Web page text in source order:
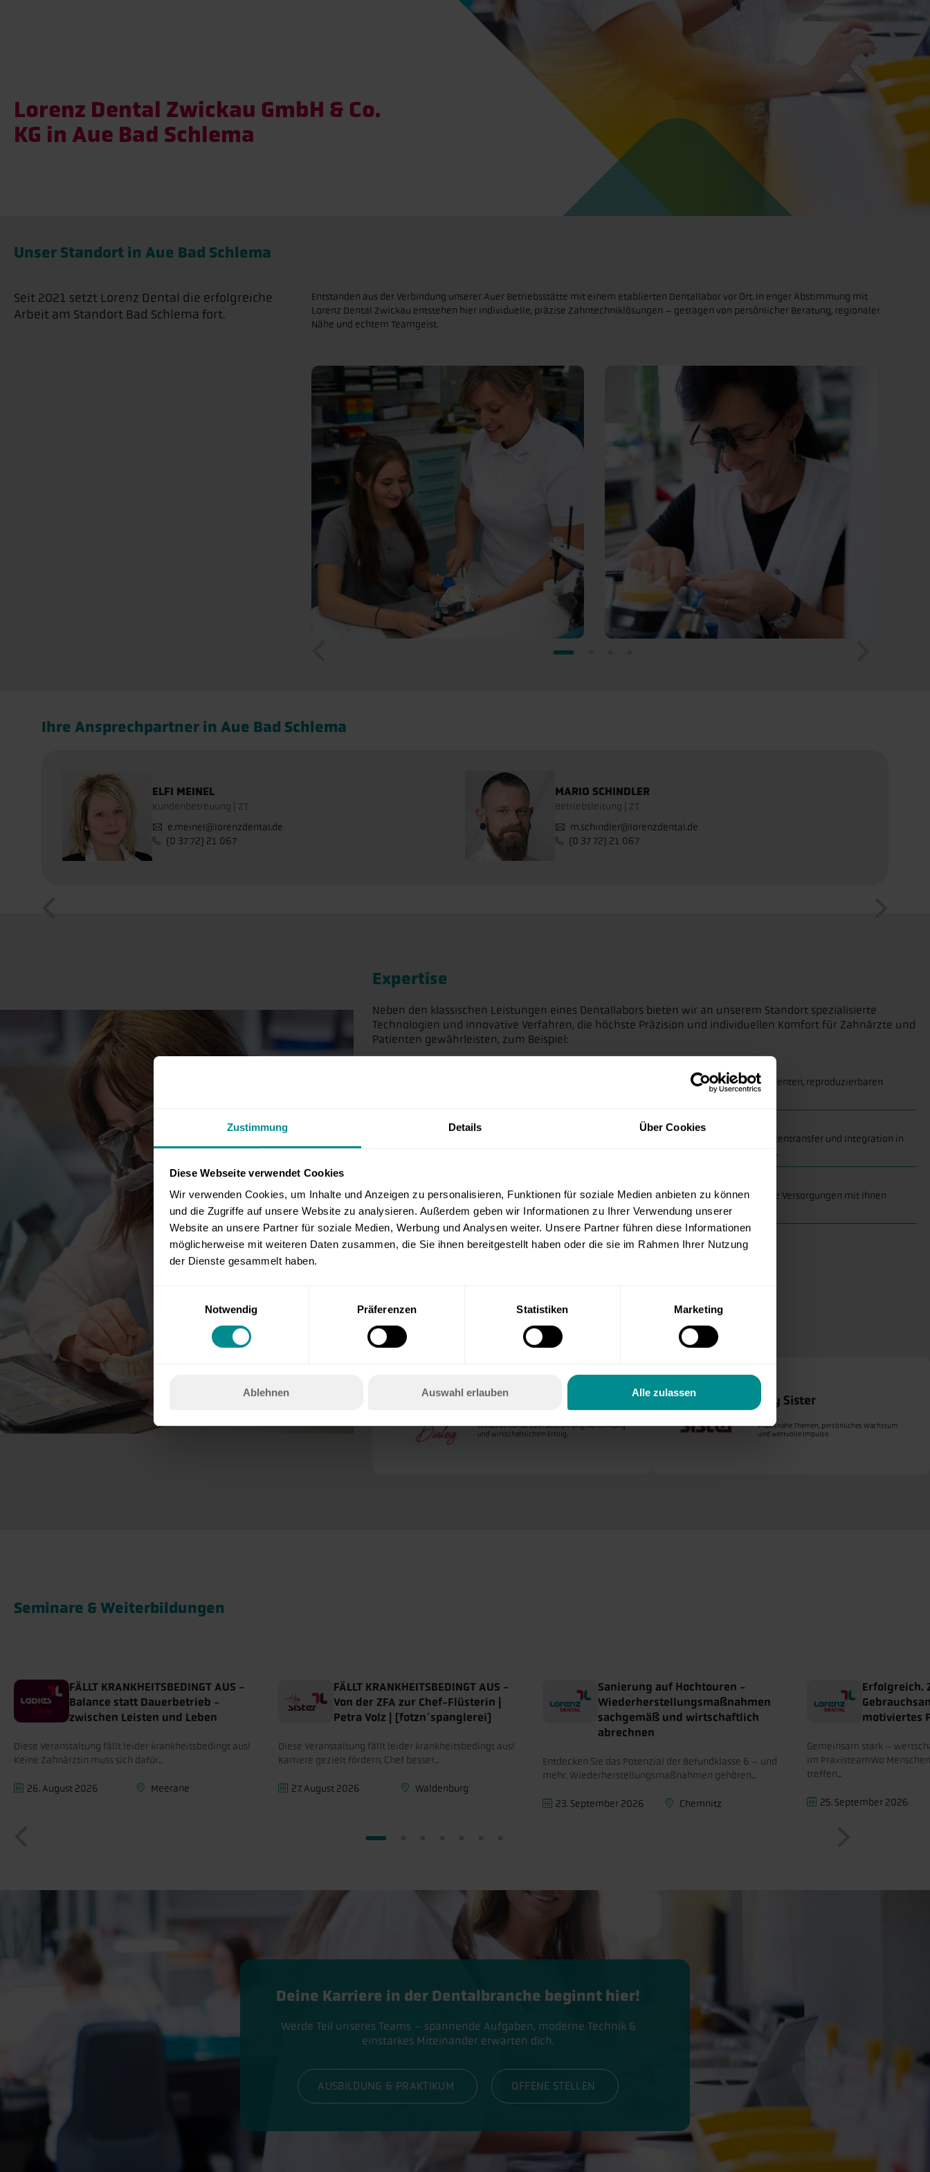
Zustimmung Details Über Cookies
Diese Webseite verwendet Cookies
Wir verwenden Cookies, um Inhalte und Anzeigen zu personalisieren, Funktionen für soziale Medien anbieten zu können
und die Zugriffe auf unsere Website zu analysieren. Außerdem geben wir Informationen zu Ihrer Verwendung unserer
Website an unsere Partner für soziale Medien, Werbung und Analysen weiter. Unsere Partner führen diese Informationen
möglicherweise mit weiteren Daten zusammen, die Sie ihnen bereitgestellt haben oder die sie im Rahmen Ihrer Nutzung
der Dienste gesammelt haben.
l
g
l
Notwendig Präferenzen Statistiken Marketing
Ablehnen Auswahl erlauben Alle zulassen
Lorenz Dental Zwickau GmbH & Co.
KG in Aue Bad Schlema
Unser Standort in Aue Bad Schlema
Seit 2021 setzt Lorenz Dental die erfolgreiche
Arbeit am Standort Bad Schlema fort.
Entstanden aus der Verbindung unserer Auer Betriebsstätte mit einem etablierten Dentallabor vor Ort. In enger Abstimmung mit
Lorenz Dental Zwickau entstehen hier individuelle, präzise Zahntechniklösungen – getragen von persönlicher Beratung, regionaler
Nähe und echtem Teamgeist.
Ihre Ansprechpartner in Aue Bad Schlema
ELFI MEINEL
Kundenbetreuung | ZT
e.meinel@lorenzdental.de
(0 37 72) 21 067
MARIO SCHINDLER
Betriebsleitung | ZT
m.schindler@lorenzdental.de
(0 37 72) 21 067
Expertise
Neben den klassischen Leistungen eines Dentallabors bieten wir an unserem Standort spezialisierte
Technologien und innovative Verfahren, die höchste Präzision und individuellen Komfort für Zahnärzte und
Patienten gewährleisten, zum Beispiel:
Wir verbinden digitale Präzision mit handwerklicher Exzellenz. Unser Fokus liegt auf effizienten, reproduzierbaren
Mundscan-Expertise: Scanner richtig einsetzen, Daten optimal nutzen
Wir unterstützen Sie beim effektiven Einsatz intraoraler Scanner – inklusive Schulung, Datentransfer und Integration in
Ihre Workflows. So schaffen Sie echten Mehrwert für Ihr Praxisteam und Ihre Patient:innen.
Individuelle Lösungen durch partnerschaftliche Zusammenarbeit: Wir planen prothetische Versorgungen mit Ihnen
gemeinsam – digital abgestimmt, präzise umgesetzt und patientenorientiert gedacht.
Veranstaltungsformate an unserem Standort:
Ladies Dialog
Exklusive Runde zu Praxisführung, Abrechnung
und wirtschaftlichem Erfolg.
Hey Sister
Praxisnahe Themen, persönliches Wachstum
und wertvolle Impulse.
Seminare & Weiterbildungen
FÄLLT KRANKHEITSBEDINGT AUS -
Balance statt Dauerbetrieb -
zwischen Leisten und Leben
Diese Veranstaltung fällt leider krankheitsbedingt aus!
Keine Zahnärztin muss sich dafür...
26. August 2026 Meerane
FÄLLT KRANKHEITSBEDINGT AUS -
Von der ZFA zur Chef-Flüsterin |
Petra Volz | [fotzn´spanglerei]
Diese Veranstaltung fällt leider krankheitsbedingt aus!
Karriere gezielt fördern, Chef besser...
27. August 2026 Waldenburg
Sanierung auf Hochtouren -
Wiederherstellungsmaßnahmen
sachgemäß und wirtschaftlich
abrechnen
Entdecken Sie das Potenzial der Befundklasse 6 – und
mehr. Wiederherstellungsmaßnahmen gehören...
23. September 2026 Chemnitz
Erfolgreich.
motiviertes
Gemeinsam stark –
im PraxisteamWo
treffen...
25. September 2026
Deine Karriere in der Dentalbranche beginnt hier!
Werde Teil unseres Teams – spannende Aufgaben, moderne Technik &
einstarkes Miteinander erwarten dich.
AUSBILDUNG & PRAKTIKUM OFFENE STELLEN